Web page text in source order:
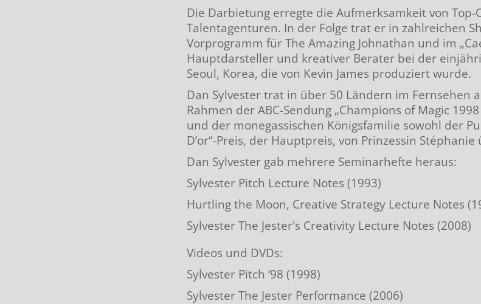
Alle Grand Prix
Special Awards
Händler nach Themen
Biografien alphabetisch
Biografien chronologisch
Biografien Übersicht
Briefmarken
Plakate| Poster
Autogrammkarten
Kunstgriffe
Hilsmittel
Klassische Kunststücke
Erfinder von ..
Optische Illusionen
Impressum
Die Darbietung erregte die Aufmerksamkeit von
Talentagenturen. In der Folge trat er in zahlreichen
Vorprogramm für The Amazing Johnathan und im
Hauptdarsteller und kreativer Berater bei der
Seoul, Korea, die von Kevin James produziert wurde.
Dan Sylvester trat in über 50 Ländern im Fernsehen
Rahmen der ABC-Sendung „Champions of Magic
und der monegassischen Königsfamilie sowohl der
D’or“-Preis, der Hauptpreis, von Prinzessin
Dan Sylvester gab mehrere Seminarhefte heraus:
Sylvester Pitch Lecture Notes (1993)
Hurtling the Moon, Creative Strategy Lecture Notes
Sylvester The Jester's Creativity Lecture Notes (2008)
Videos und DVDs:
Sylvester Pitch ‘98 (1998)
Sylvester The Jester Performance (2006)